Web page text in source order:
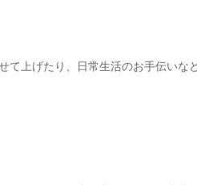
上げたり、日常生活のお手伝いな